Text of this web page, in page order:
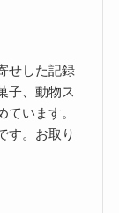
せした記録
子、動物ス
います。
す。お取り